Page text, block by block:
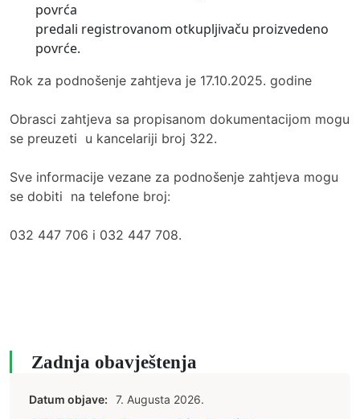
povrća
predali registrovanom otkupljivaču proizvedeno
povrće.
Rok za podnošenje zahtjeva je 17.10.2025. godine
Obrasci zahtjeva sa propisanom dokumentacijom mogu
se preuzeti u kancelariji broj 322.
Sve informacije vezane za podnošenje zahtjeva mogu
se dobiti na telefone broj:
032 447 706 i 032 447 708.
Zadnja obavještenja
Datum objave:
7. Augusta 2026.